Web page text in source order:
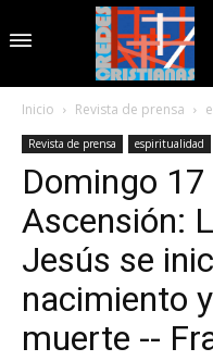
Inicio Revista de prensa
Revista de prensa espiritualidad
Domingo
Ascensión:
Jesús se
nacimiento
muerte --